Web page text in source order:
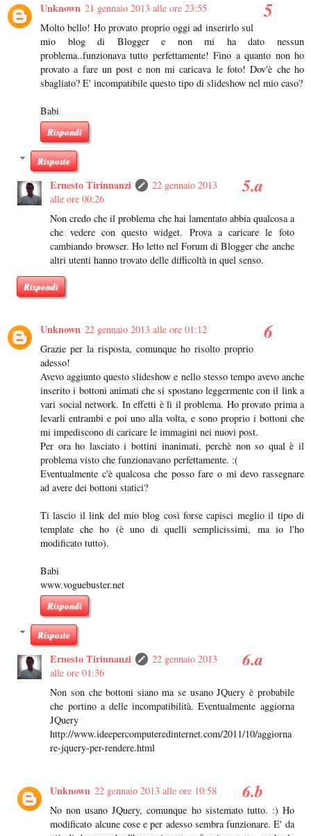
Unknown 21 gennaio 2013 alle ore 23:55
Molto bello! Ho provato proprio oggi ad inserirlo sul
mio blog di Blogger e non mi ha dato nessun
problema..funzionava tutto perfettamente! Fino a quanto non ho
provato a fare un post e non mi caricava le foto! Dov'è che ho
sbagliato? E' incompatibile questo tipo di slideshow nel mio caso?
Babi
Rispondi
Risposte
Ernesto Tirinnanzi
22 gennaio 2013
alle ore 00:26
Non credo che il problema che hai lamentato abbia qualcosa a
che vedere con questo widget. Prova a caricare le foto
cambiando browser. Ho letto nel Forum di Blogger che anche
altri utenti hanno trovato delle difficoltà in quel senso.
Rispondi
Unknown 22 gennaio 2013 alle ore 01:12
Grazie per la risposta, comunque ho risolto proprio
adesso!
Avevo aggiunto questo slideshow e nello stesso tempo avevo anche
inserito i bottoni animati che si spostano leggermente con il link a
vari social network. In effetti è lì il problema. Ho provato prima a
levarli entrambi e poi uno alla volta, e sono proprio i bottoni che
mi impediscono di caricare le immagini nei nuovi post.
Per ora ho lasciato i bottini inanimati, perchè non so qual è il
problema visto che funzionavano perfettamente. :(
Eventualmente c'è qualcosa che posso fare o mi devo rassegnare
ad avere dei bottoni statici?
Ti lascio il link del mio blog così forse capisci meglio il tipo di
template che ho (è uno di quelli semplicissimi, ma io l'ho
modificato tutto).
Babi
www.voguebuster.net
Rispondi
Risposte
Ernesto Tirinnanzi
22 gennaio 2013
alle ore 01:36
Non son che bottoni siano ma se usano JQuery è probabile
che portino a delle incompatibilità. Eventualmente aggiorna
JQuery
http://www.ideepercomputeredinternet.com/2011/10/aggiorna
re-jquery-per-rendere.html
Unknown 22 gennaio 2013 alle ore 10:58
No non usano JQuery, comunque ho sistemato tutto. :) Ho
modificato alcune cose e per adesso sembra funzionare. E' da